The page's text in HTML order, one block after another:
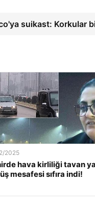
suikast: Korkular
2025
hava kirliliği tavan
mesafesi sıfıra indi!